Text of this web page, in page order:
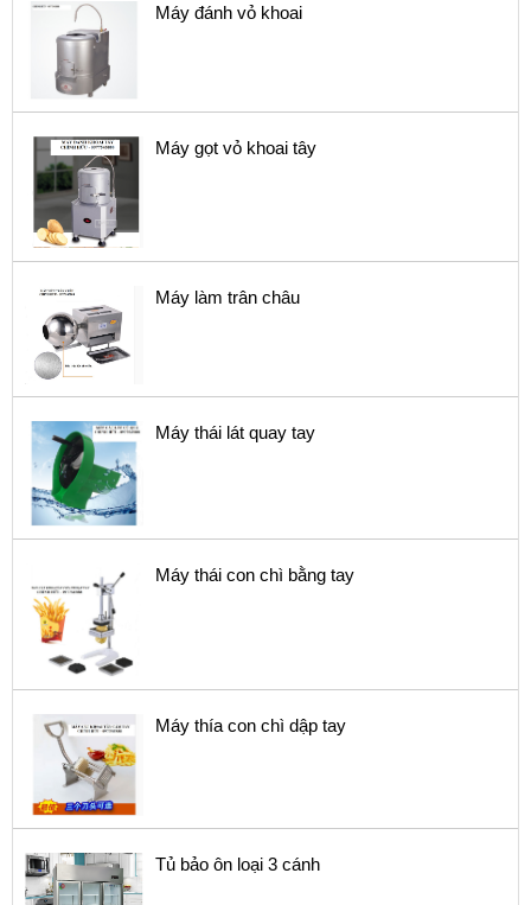
Máy đánh vỏ khoai
Máy gọt vỏ khoai tây
Máy làm trân châu
Máy thái lát quay tay
Máy thái con chì bằng tay
Máy thía con chì dập tay
Tủ bảo ôn loại 3 cánh